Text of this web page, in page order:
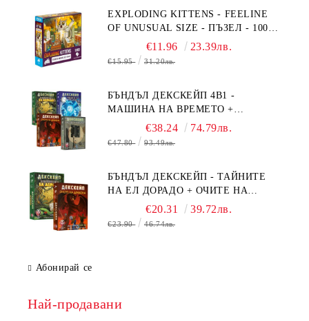
EXPLODING KITTENS - FEELINE
OF UNUSUAL SIZE - ПЪЗЕЛ - 1000
ЧАСТИ - ПРЕОЦЕНЕН - СРЕДНА
ПОВРЕДА НА КУТИЯТА
€11.96 23.39лв.
€15.95 31.20лв.
БЪНДЪЛ ДЕКСКЕЙП 4В1 -
МАШИНА НА ВРЕМЕТО +
БЯГСТВО ОТ АЛКАТРАЗ +
ТАЙНИТЕ НА ЕЛ ДОРАДО +
€38.24 74.79лв.
€47.80 93.49лв.
БЪНДЪЛ ДЕКСКЕЙП - ТАЙНИТЕ
НА ЕЛ ДОРАДО + ОЧИТЕ НА
ДРАКОНА€20.31 39.72лв.
€23.90 46.74лв.
Абонирай се
Най-продавани